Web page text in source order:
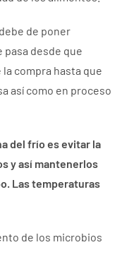
de poner
pasa desde que
compra hasta que
así como en proceso
del frío es evitar la
y así mantenerlos
Las temperaturas
de los microbios